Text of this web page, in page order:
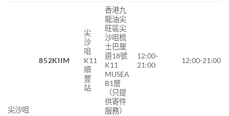
尖沙咀
852KIIM
尖
沙
咀
K11
順
豐
站
香港九
龍油尖
旺區尖
沙咀梳
士巴厘
道18號
K11
MUSEA
B1層
（只提
供寄件
服務）
12:00-
21:00
12:00-21:00